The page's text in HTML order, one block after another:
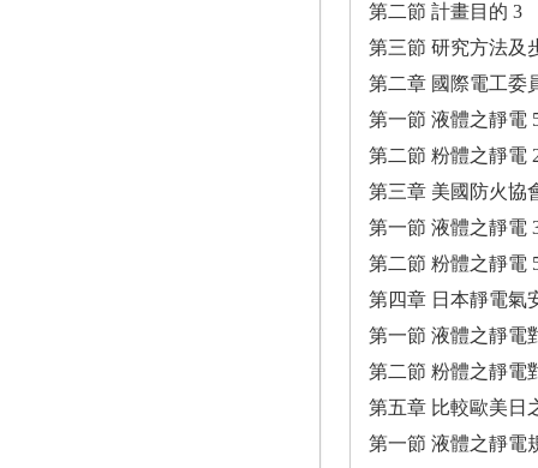
第二節 計畫目的 3
第三節 研究方法及
第二章 國際電工委
第一節 液體之靜電
第二節 粉體之靜電
第三章 美國防火協
第一節 液體之靜電
第二節 粉體之靜電
第四章 日本靜電氣
第一節 液體之靜電
第二節 粉體之靜電
第五章 比較歐美日
第一節 液體之靜電